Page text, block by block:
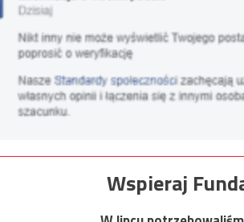
Wspieraj